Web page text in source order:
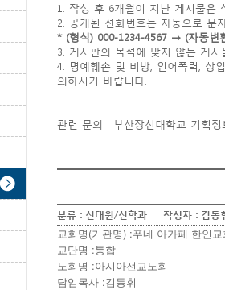
1. 작성 후 6개월이 지난 게시물은
2. 공개된 전화번호는 자동으로 문
* (형식) 000-1234-4567 → (자동변
3. 게시판의 목적에 맞지 않는 게
4. 명예훼손 및 비방, 언어폭력, 상
의하시기 바랍니다.
관련 문의 : 부산장신대학교 기획
분류 : 신대원/신학과 작성자 : 김동
교회명(기관명) :푸네 아가페 한인
교단명 :통합
노회명 :아시아선교노회
담임목사 :김동휘